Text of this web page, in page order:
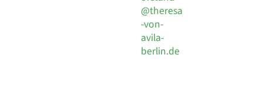
@theresa
-von-
avila-
berlin.de